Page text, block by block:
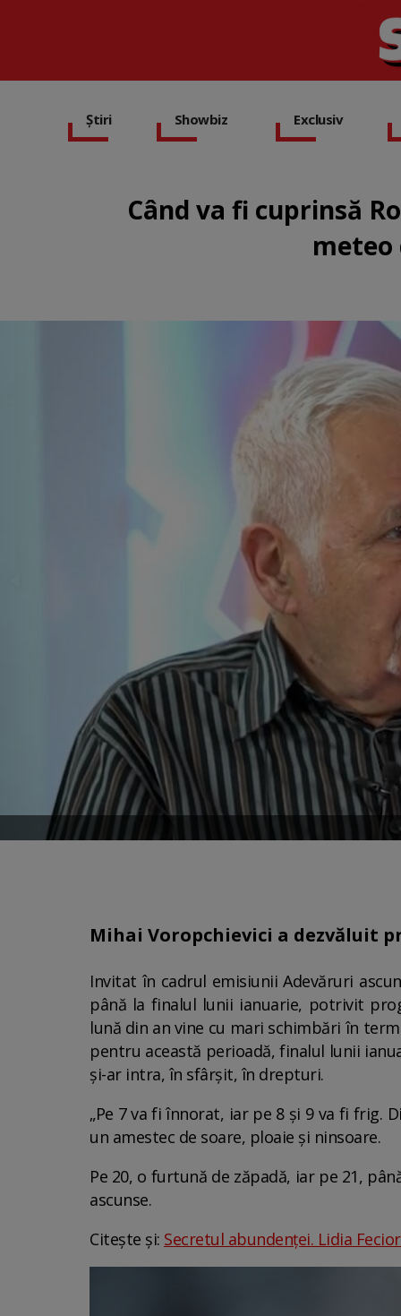
Știri Showbiz Exclusiv
Când va fi cuprinsă
meteo
Mihai Voropchievici a dezvăluit
Invitat în cadrul emisiunii Adevăruri
până la finalul lunii ianuarie, potrivit
lună din an vine cu mari schimbări în
pentru această perioadă, finalul lunii
și-ar intra, în sfârșit, în drepturi.
„Pe 7 va fi înnorat, iar pe 8 și 9 va fi frig.
un amestec de soare, ploaie și ninsoare.
Pe 20, o furtună de zăpadă, iar pe 21,
ascunse.
Citește și: Secretul abundenței. Lidia